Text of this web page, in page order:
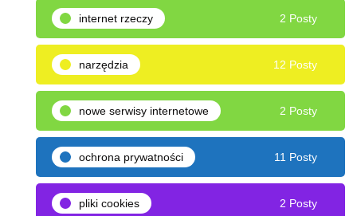
internet rzeczy 2 Posty
narzędzia 12 Posty
nowe serwisy internetowe 2 Posty
ochrona prywatności 11 Posty
pliki cookies 2 Posty